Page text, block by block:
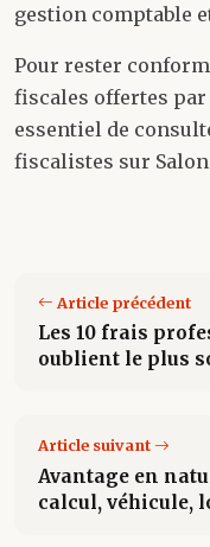
gestion comptable
Pour rester
fiscales offertes
essentiel de
fiscalistes sur Salon
Article précédent
Les 10 frais
oublient le plus
Article suivant
Avantage en
calcul, véhicule,